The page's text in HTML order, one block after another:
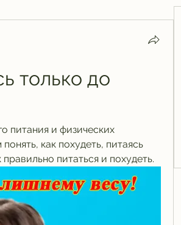
только до
питания и физических
как похудеть, питаясь
питаться и похудеть.